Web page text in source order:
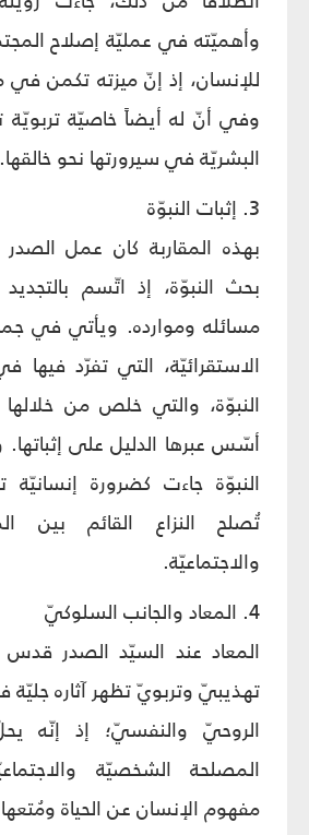
وأهميّته في عمليّة إصلاح
للإنسان، إذ إنّ ميزته تكمن في
وفي أنّ له أيضاً خاصيّة تربويّة
البشريّة في سيرورتها نحو خالقها.
3. إثبات النبوّة
بهذه المقاربة كان عمل
بحث النبوّة، إذ اتّسم
مسائله وموارده. ويأتي في
الاستقرائيّة، التي تفرّد فيها
النبوّة، والتي خلص من
أسّس عبرها الدليل على
النبوّة جاءت كضرورة إنسانيّة
تُصلح النزاع القائم بين
والاجتماعيّة.
4. المعاد والجانب السلوكيّ
المعاد عند السيّد الصدر
تهذيبيّ وتربويّ تظهر آثاره
الروحيّ والنفسيّ؛ إذ إنّه
المصلحة الشخصيّة
مفهوم الإنسان عن الحياة